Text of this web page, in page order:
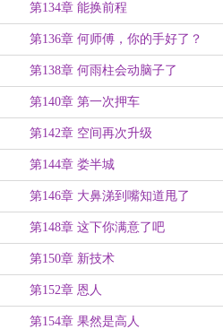
第134章 能换前程
第136章 何师傅，你的手好了？
第138章 何雨柱会动脑子了
第140章 第一次押车
第142章 空间再次升级
第144章 娄半城
第146章 大鼻涕到嘴知道甩了
第148章 这下你满意了吧
第150章 新技术
第152章 恩人
第154章 果然是高人